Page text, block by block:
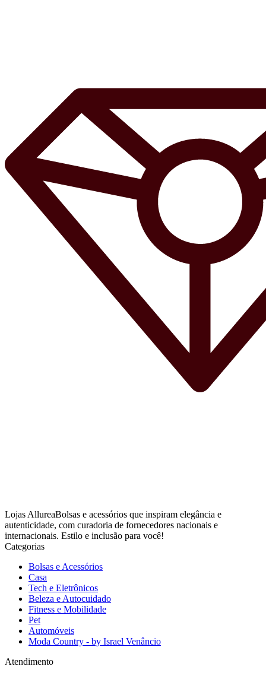
Lojas AllureaBolsas e acessórios que inspiram elegância e
autenticidade, com curadoria de fornecedores nacionais e
internacionais. Estilo e inclusão para você!
Categorias
Bolsas e Acessórios
Casa
Tech e Eletrônicos
Beleza e Autocuidado
Fitness e Mobilidade
Pet
Automóveis
Moda Country - by Israel Venâncio
Atendimento